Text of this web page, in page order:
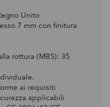
Unito
7 mm con finitura
rottura (MBS): 35
ai requisiti
applicabili